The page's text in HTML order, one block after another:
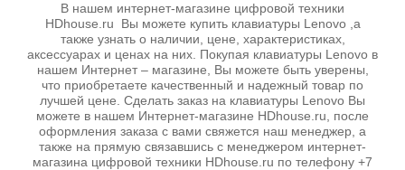
В нашем интернет-магазине цифровой техники
HDhouse.ru Вы можете купить клавиатуры Lenovo ,а
также узнать о наличии, цене, характеристиках,
аксессуарах и ценах на них. Покупая клавиатуры Lenovo в
нашем Интернет – магазине, Вы можете быть уверены,
что приобретаете качественный и надежный товар по
лучшей цене. Сделать заказ на клавиатуры Lenovo Вы
можете в нашем Интернет-магазине HDhouse.ru, после
оформления заказа с вами свяжется наш менеджер, а
также на прямую связавшись с менеджером интернет-
магазина цифровой техники HDhouse.ru по телефону +7